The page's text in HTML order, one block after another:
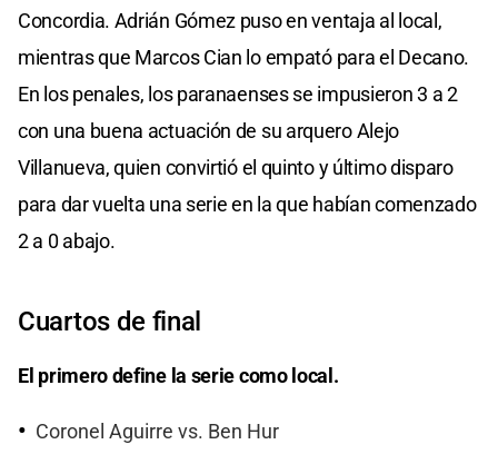
Concordia. Adrián Gómez puso en ventaja al local,
mientras que Marcos Cian lo empató para el Decano.
En los penales, los paranaenses se impusieron 3 a 2
con una buena actuación de su arquero Alejo
Villanueva, quien convirtió el quinto y último disparo
para dar vuelta una serie en la que habían comenzado
2 a 0 abajo.
Cuartos de final
El primero define la serie como local.
Coronel Aguirre vs. Ben Hur